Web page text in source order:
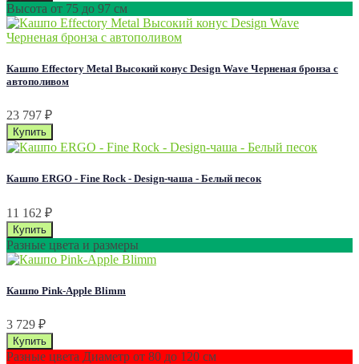
Высота от 75 до 97 см
Кашпо Effectory Metal Высокий конус Design Wave Черненая бронза с
автополивом
23 797 ₽
Кашпо ERGO - Fine Rock - Design-чаша - Белый песок
11 162 ₽
Разные цвета и размеры
Кашпо Pink-Apple Blimm
3 729 ₽
Разные цвета Диаметр от 80 до 120 см